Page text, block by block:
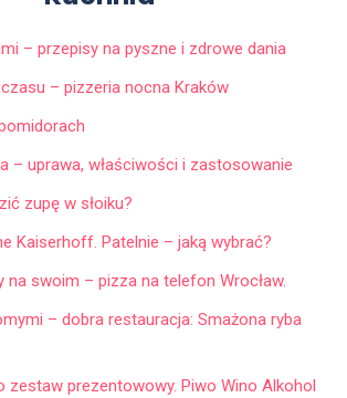
– przepisy na pyszne i zdrowe dania
– pizzeria nocna Kraków
– uprawa, właściwości i zastosowanie
zupę w słoiku?
Kaiserhoff. Patelnie – jaką wybrać?
na swoim – pizza na telefon Wrocław.
– dobra restauracja: Smażona ryba
zestaw prezentowowy. Piwo Wino Alkohol